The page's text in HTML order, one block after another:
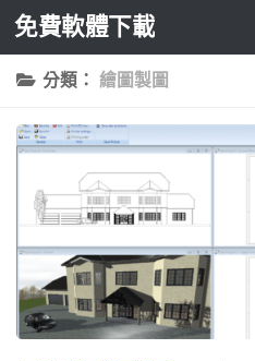
Skip to content
免費軟體下載
分類： 繪圖製圖